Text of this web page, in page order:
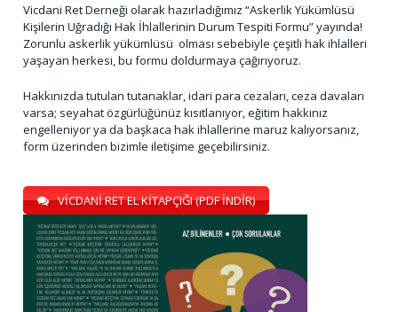
Vicdani Ret Derneği olarak hazırladığımız “Askerlik Yükümlüsü
Kişilerin Uğradığı Hak İhlallerinin Durum Tespiti Formu” yayında!
Zorunlu askerlik yükümlüsü olması sebebiyle çeşitli hak ihlalleri
yaşayan herkesi, bu formu doldurmaya çağırıyoruz.
Hakkınızda tutulan tutanaklar, idari para cezaları, ceza davaları
varsa; seyahat özgürlüğünüz kısıtlanıyor, eğitim hakkınız
engelleniyor ya da başkaca hak ihlallerine maruz kalıyorsanız,
form üzerinden bizimle iletişime geçebilirsiniz.
VİCDANİ RET EL KİTAPÇIĞI (PDF İNDİR)